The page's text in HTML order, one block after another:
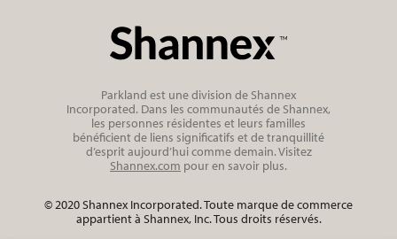
Parkland est une division de Shannex
Incorporated. Dans les communautés de Shannex,
les personnes résidentes et leurs familles
bénéficient de liens significatifs et de tranquillité
d’esprit aujourd’hui comme demain. Visitez
Shannex.com pour en savoir plus.
© 2020 Shannex Incorporated. Toute marque de commerce
appartient à Shannex, Inc. Tous droits réservés.